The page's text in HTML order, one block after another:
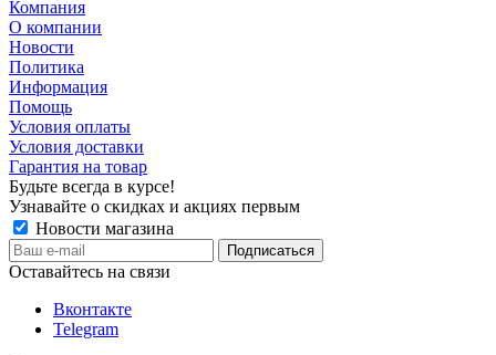
Компания
О компании
Новости
Политика
Информация
Помощь
Условия оплаты
Условия доставки
Гарантия на товар
Будьте всегда в курсе!
Узнавайте о скидках и акциях первым
Новости магазина
Оставайтесь на связи
Вконтакте
Telegram